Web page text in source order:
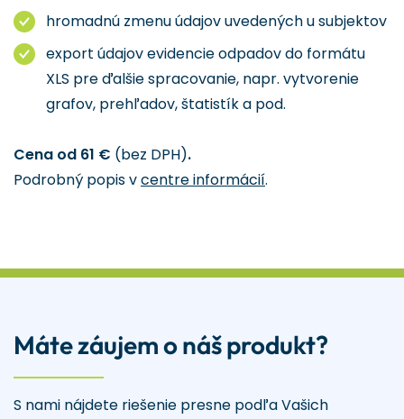
hromadnú zmenu údajov uvedených u subjektov
export údajov evidencie odpadov do formátu
XLS pre ďalšie spracovanie, napr. vytvorenie
grafov, prehľadov, štatistík a pod.
Cena od 61 € (bez DPH).
Podrobný popis vcentre informácií.
Máte záujem o náš produkt?
S nami nájdete riešenie presne podľa Vašich